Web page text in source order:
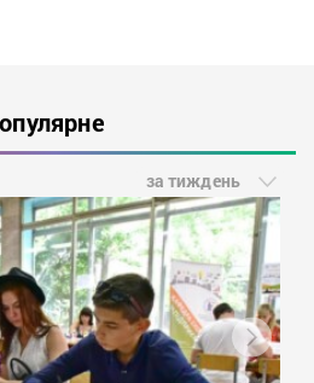
за тиждень